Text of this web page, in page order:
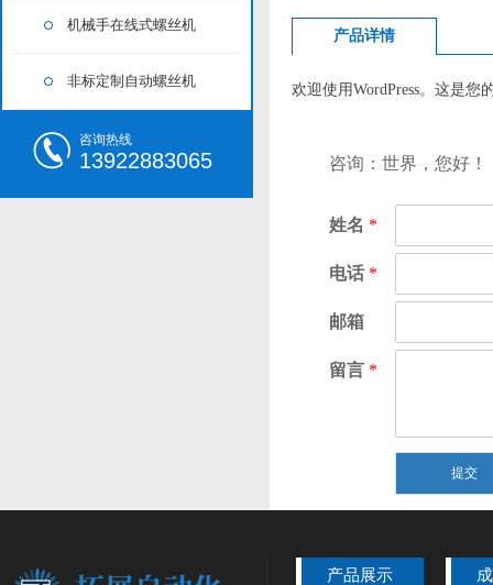
机械手在线式螺丝机
非标定制自动螺丝机
咨询热线
13922883065
产品详情
欢迎使用WordPress。这是
咨询：世界，您好！
姓名 *
电话 *
邮箱
留言 *
提交
产品展示